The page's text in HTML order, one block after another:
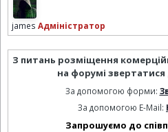
james Адміністратор
З питань розміщення
на форумі звертатися
За допомогою форми:
За допомогою E-Mail:
Запрошуємо до